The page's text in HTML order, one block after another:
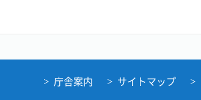
庁舎案内 サイトマップ